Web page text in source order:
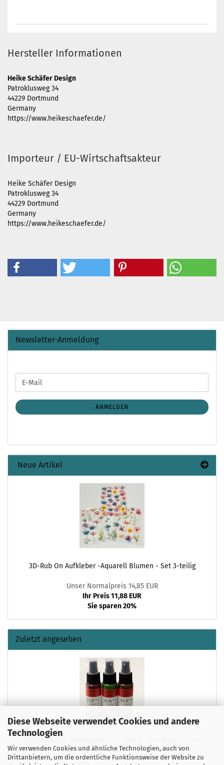
Diese Webseite verwendet Cookies und andere
Technologien
Wir verwenden Cookies und ähnliche Technologien, auch von
Drittanbietern, um die ordentliche Funktionsweise der Website zu
Hersteller Informationen
Heike Schäfer Design
Patroklusweg 34
44229 Dortmund
Germany
https://www.heikeschaefer.de/
Importeur / EU-Wirtschaftsakteur
Heike Schäfer Design
Patroklusweg 34
44229 Dortmund
Germany
https://www.heikeschaefer.de/
Newsletter-Anmeldung
ZUR
ANMELDUNG
E-
Mail
ANMELDEN
Neue Artikel
3D-Rub On Aufkleber -Aquarell Blumen - Set 3-teilig
Unser Normalpreis 14,85 EUR
Ihr Preis 11,88 EUR
Sie sparen 20%
Zuletzt angesehen
Spray'n Style- Textilspray Set, 3.teilig - Bordeaux-Grün-
Braun